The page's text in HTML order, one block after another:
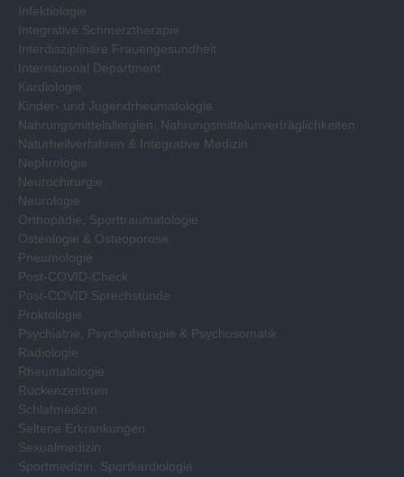
Infektiologie
Integrative Schmerztherapie
Interdisziplinäre Frauengesundheit
International Department
Kardiologie
Kinder- und Jugendrheumatologie
Nahrungsmittelallergien, Nahrungsmittelunverträglichkeiten
Naturheilverfahren & Integrative Medizin
Nephrologie
Neurochirurgie
Neurologie
Orthopädie, Sporttraumatologie
Osteologie & Osteoporose
Pneumologie
Post-COVID-Check
Post-COVID Sprechstunde
Proktologie
Psychiatrie, Psychotherapie & Psychosomatik
Radiologie
Rheumatologie
Rückenzentrum
Schlafmedizin
Seltene Erkrankungen
Sexualmedizin
Sportmedizin, Sportkardiologie